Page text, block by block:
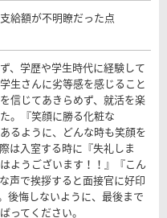
給額が不明瞭だった点
、学歴や学生時代に経験して
生さんに劣等感を感じること
信じてあきらめず、就活を楽
。『笑顔に勝る化粧な
るように、どんな時も笑顔を
は入室する時に『失礼しま
ようございます！！』『こん
声で挨拶すると面接官に好印
後悔しないように、最後まで
ってください。